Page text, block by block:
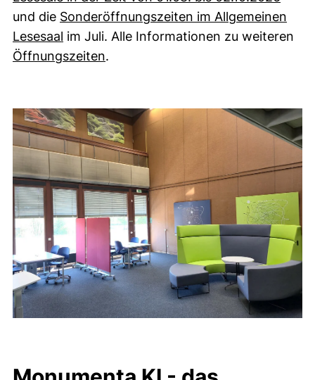
und die Sonderöffnungszeiten im Allgemeinen
Lesesaal im Juli. Alle Informationen zu weiteren
Öffnungszeiten.